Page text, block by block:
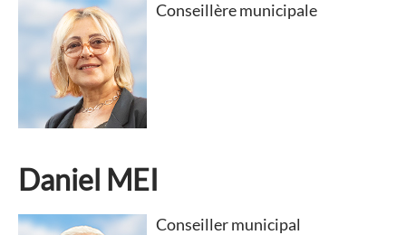
Conseillère municipale
Daniel MEI
Conseiller municipal